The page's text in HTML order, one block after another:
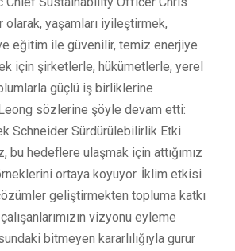
olarak, yaşamları iyileştirmek,
eğitim ile güvenilir, temiz enerjiye
için şirketlerle, hükümetlerle, yerel
güçlü iş birliklerine
sözlerine şöyle devam etti:
Schneider Sürdürülebilirlik Etki
bu hedeflere ulaşmak için attığımız
ortaya koyuyor. İklim etkisi
geliştirmekten topluma katkı
vizyonu eyleme
bitmeyen kararlılığıyla gurur